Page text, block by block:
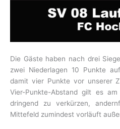
Die Gäste haben nach drei
zwei Niederlagen 10 Punkte
damit vier Punkte vor unserer
Vier-Punkte-Abstand gilt es
dringend zu verkürzen,
Mittefeld zumindest vorläuft